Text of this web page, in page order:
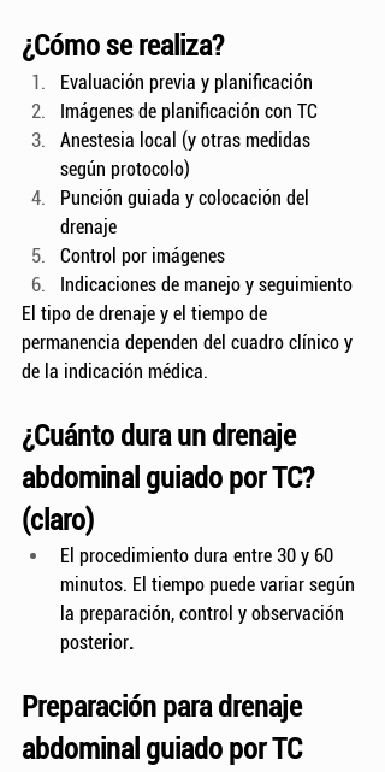
¿Cómo se realiza?
Evaluación previa y planificación
Imágenes de planificación con TC
Anestesia local (y otras medidas
según protocolo)
Punción guiada y colocación del
drenaje
Control por imágenes
Indicaciones de manejo y seguimiento
El tipo de drenaje y el tiempo de
permanencia dependen del cuadro clínico y
de la indicación médica.
¿Cuánto dura un drenaje
abdominal guiado por TC?
(claro)
El procedimiento dura entre 30 y 60
minutos. El tiempo puede variar según
la preparación, control y observación
posterior.
Preparación para drenaje
abdominal guiado por TC